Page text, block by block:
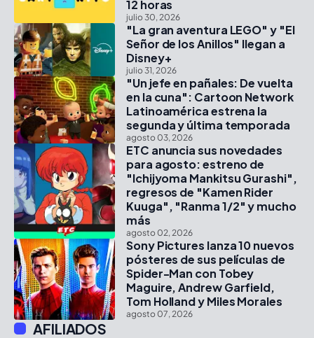
12 horas
julio 30, 2026
"La gran aventura LEGO" y "El
Señor de los Anillos" llegan a
Disney+
julio 31, 2026
"Un jefe en pañales: De vuelta
en la cuna": Cartoon Network
Latinoamérica estrena la
segunda y última temporada
agosto 03, 2026
ETC anuncia sus novedades
para agosto: estreno de
"Ichijyoma Mankitsu Gurashi",
regresos de "Kamen Rider
Kuuga", "Ranma 1/2" y mucho
más
agosto 02, 2026
Sony Pictures lanza 10 nuevos
pósteres de sus películas de
Spider-Man con Tobey
Maguire, Andrew Garfield,
Tom Holland y Miles Morales
agosto 07, 2026
AFILIADOS